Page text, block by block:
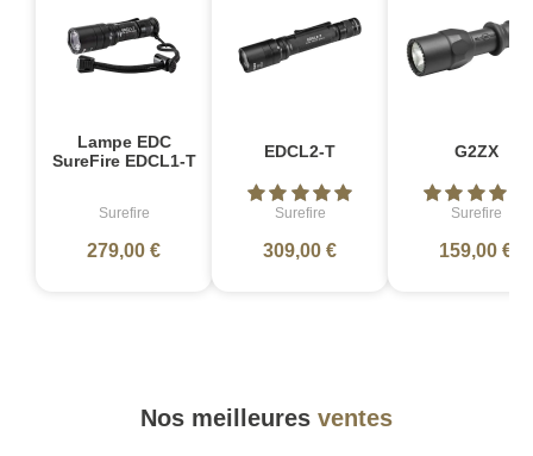
Lampe EDC
SureFire EDCL1-T
Surefire
279,00 €
EDCL2-T
Surefire
309,00 €
G2ZX
Surefire
159,00 €
Nos meilleures ventes